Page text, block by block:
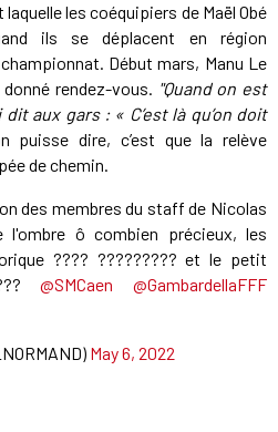
les coéquipiers de Maël Obé
ils se déplacent en région
Début mars, Manu Le
donné rendez-vous. "Quand on est
aux gars : « C’est là qu’on doit
puisse dire, c’est que la relève
de chemin.
des membres du staff de Nicolas
l'ombre ô combien précieux, les
???? ????????? et le petit
@SMCaen
@GambardellaFFF
May 6, 2022